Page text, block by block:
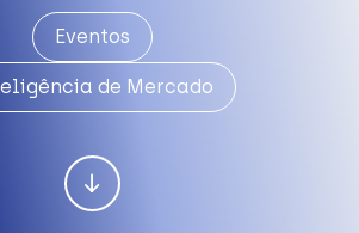
Eventos
de Mercado